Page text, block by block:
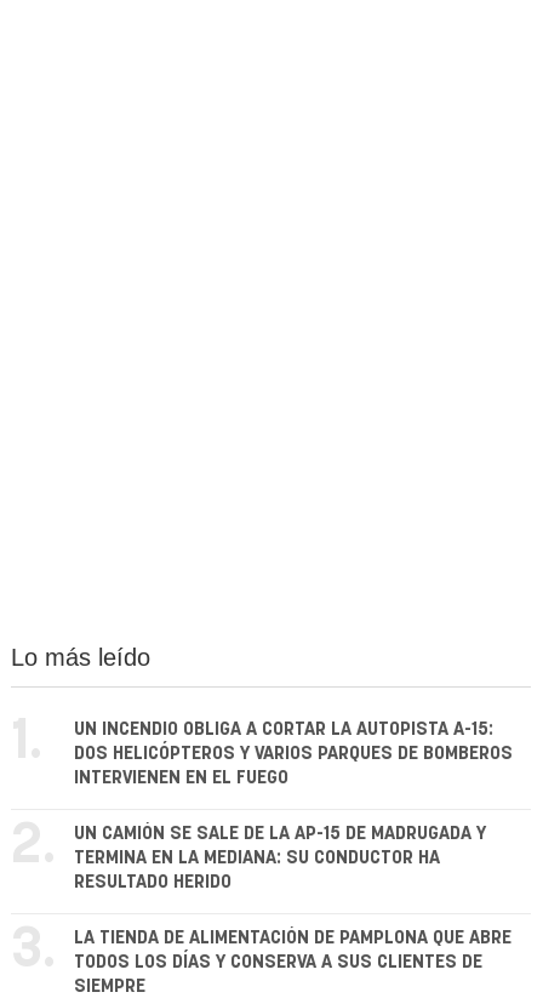
Lo más leído
1.
UN INCENDIO OBLIGA A CORTAR LA AUTOPISTA A-15:
DOS HELICÓPTEROS Y VARIOS PARQUES DE BOMBEROS
INTERVIENEN EN EL FUEGO
2.
UN CAMIÓN SE SALE DE LA AP-15 DE MADRUGADA Y
TERMINA EN LA MEDIANA: SU CONDUCTOR HA
RESULTADO HERIDO
3.
LA TIENDA DE ALIMENTACIÓN DE PAMPLONA QUE ABRE
TODOS LOS DÍAS Y CONSERVA A SUS CLIENTES DE
SIEMPRE